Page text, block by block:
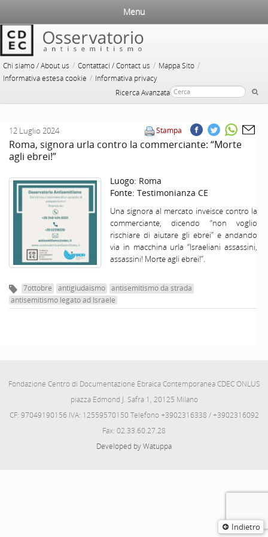
Chi siamo / About us / Contattaci / Contact us / Mappa Sito /
Informativa estesa cookie / Informativa privacy
Ricerca Avanzata
Menu
Indietro
Stampa
12 Luglio 2024
Roma, signora urla contro la commerciante: “Morte
agli ebrei!”
Luogo: Roma
Fonte: Testimonianza CE
Una signora al mercato inveisce contro la
commerciante, dicendo “non voglio
rischiare di aiutare gli ebrei” e andando
via in macchina urla “Israeliani assassini,
assassini! Morte agli ebrei!”.
7ottobre antigiudaismo
antisemitismo da strada
antisemitismo legato ad Israele
Fondazione Centro di Documentazione Ebraica Contemporanea CDEC ONLUS
piazza Edmond J. Safra 1, 20125 Milano
CF: 97049190156 IVA: 12559570150 Telefono +3902316338 / +3902316092
Fax: 02.33.60.27.28
Developed by Watuppa